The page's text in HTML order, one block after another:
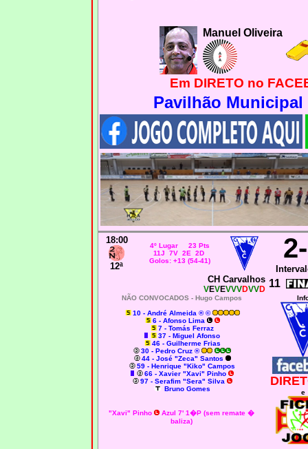
Manuel Oliveira
Em DIRETO no
Pavilhão Municipal
18:00
12ª
4º Lugar 23 Pts
11J 7V 2E 2D
Golos: +13 (54-41)
CH Carvalhos
VEVEVVVDVVD 11
NÃO CONVOCADOS - Hugo Campos
10 - André Almeida ® ©
6 - Afonso Lima
7 - Tomás Ferraz
37 - Miguel Afonso
46 - Guilherme Frias
30 - Pedro Cruz ®
44 - José "Zeca" Santos
59 - Henrique "Kiko" Campos
66 - Xavier "Xavi" Pinho
97 - Serafim "Sera" Silva
Bruno Gomes
"Xavi" Pinho
Azul 7' 1�P (sem remate �
baliza)
e